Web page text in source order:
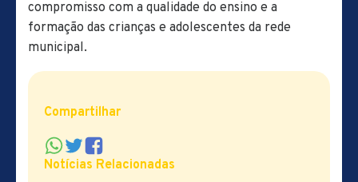
compromisso com a qualidade do ensino e a
formação das crianças e adolescentes da rede
municipal.
Compartilhar
Notícias Relacionadas